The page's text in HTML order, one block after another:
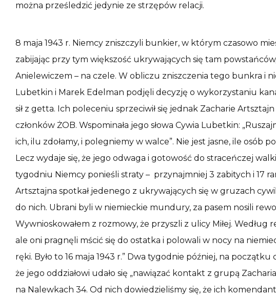
można prześledzić jedynie ze strzępów relacji.
8 maja 1943 r. Niemcy zniszczyli bunkier, w którym czasowo
zabijając przy tym większość ukrywających się tam
Anielewiczem – na czele. W obliczu zniszczenia tego bunkra i
Lubetkin i Marek Edelman podjęli decyzję o wykorzystaniu
sił z getta. Ich poleceniu sprzeciwił się jednak Zacharie
członków ŻOB. Wspominała jego słowa Cywia Lubetkin:
ich, ilu zdołamy, i polegniemy w walce”. Nie jest jasne, ile osób
Lecz wydaje się, że jego odwaga i gotowość do straceńczej
tygodniu Niemcy ponieśli straty – przynajmniej 3 zabitych i 17
Artsztajna spotkał jedenego z ukrywających się w gruzach
do nich. Ubrani byli w niemieckie mundury, za pasem nosili
Wywnioskowałem z rozmowy, że przyszli z ulicy Miłej. Według
ale oni pragnęli mścić się do ostatka i polowali w nocy na
ręki. Było to 16 maja 1943 r.” Dwa tygodnie później, na
że jego oddziałowi udało się „nawiązać kontakt z grupą
na Nalewkach 34. Od nich dowiedzieliśmy się, że ich